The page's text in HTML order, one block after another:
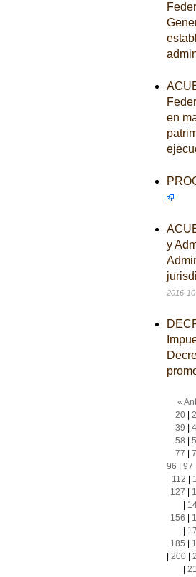
en
y
2016-
«
20|
39
58
77
96
97
112
127
156
185
200|